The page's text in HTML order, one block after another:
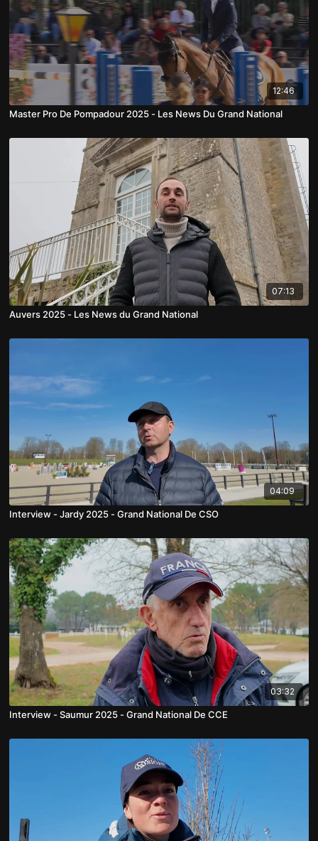
12:46
Master Pro De Pompadour 2025 - Les News Du Grand National
07:13
Auvers 2025 - Les News du Grand National
04:09
Interview - Jardy 2025 - Grand National De CSO
03:32
Interview - Saumur 2025 - Grand National De CCE